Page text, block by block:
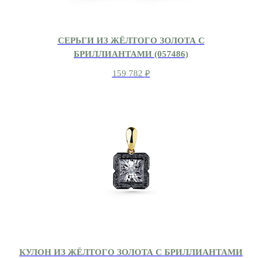
СЕРЬГИ ИЗ ЖЁЛТОГО ЗОЛОТА С
БРИЛЛИАНТАМИ (057486)
159 782 ₽
КУЛОН ИЗ ЖЁЛТОГО ЗОЛОТА С БРИЛЛИАНТАМИ